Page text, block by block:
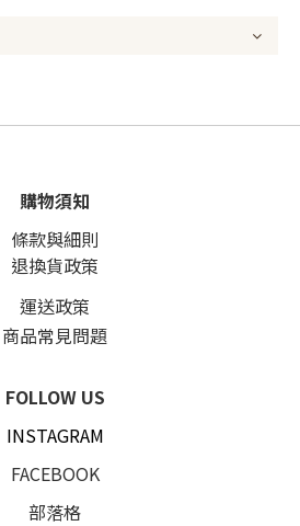
購物須知
條款與細則
退換貨政策
運送政策
商品常見問題
FOLLOW US
INSTAGRAM
FACEBOOK
部落格